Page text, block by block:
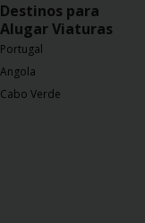
Destinos para
Alugar Viaturas
Portugal
Angola
Cabo Verde